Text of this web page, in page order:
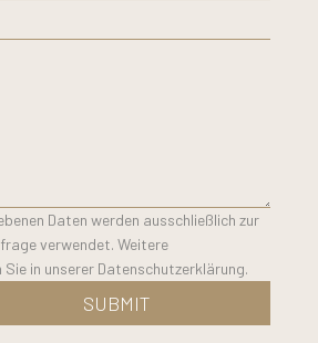
Daten werden ausschließlich zur
verwendet. Weitere
in unserer Datenschutzerklärung.
SUBMIT